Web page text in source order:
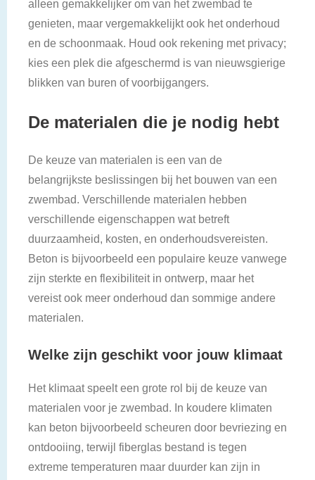
alleen gemakkelijker om van het zwembad te
genieten, maar vergemakkelijkt ook het onderhoud
en de schoonmaak. Houd ook rekening met privacy;
kies een plek die afgeschermd is van nieuwsgierige
blikken van buren of voorbijgangers.
De materialen die je nodig hebt
De keuze van materialen is een van de
belangrijkste beslissingen bij het bouwen van een
zwembad. Verschillende materialen hebben
verschillende eigenschappen wat betreft
duurzaamheid, kosten, en onderhoudsvereisten.
Beton is bijvoorbeeld een populaire keuze vanwege
zijn sterkte en flexibiliteit in ontwerp, maar het
vereist ook meer onderhoud dan sommige andere
materialen.
Welke zijn geschikt voor jouw klimaat
Het klimaat speelt een grote rol bij de keuze van
materialen voor je zwembad. In koudere klimaten
kan beton bijvoorbeeld scheuren door bevriezing en
ontdooiing, terwijl fiberglas bestand is tegen
extreme temperaturen maar duurder kan zijn in